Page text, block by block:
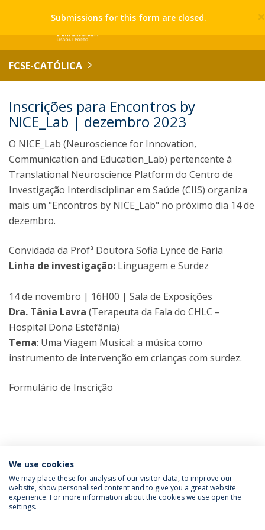
×
Submissions for this form are closed.
FCSE-CATÓLICA
Inscrições para Encontros by
NICE_Lab | dezembro 2023
O NICE_Lab (Neuroscience for Innovation,
Communication and Education_Lab) pertencente à
Translational Neuroscience Platform do Centro de
Investigação Interdisciplinar em Saúde (CIIS) organiza
mais um "Encontros by NICE_Lab" no próximo dia 14 de
dezembro.
Convidada da Profª Doutora Sofia Lynce de Faria
Linha de investigação: Linguagem e Surdez
14 de novembro | 16H00 | Sala de Exposições
Dra. Tânia Lavra (Terapeuta da Fala do CHLC –
Hospital Dona Estefânia)
Tema: Uma Viagem Musical: a música como
instrumento de intervenção em crianças com surdez.
Formulário de Inscrição
Política de Privacidade
Termos e Condições
We use cookies
We may place these for analysis of our visitor data, to improve our
website, show personalised content and to give you a great website
experience. For more information about the cookies we use open the
settings.